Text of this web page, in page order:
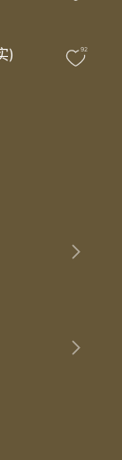
) 92